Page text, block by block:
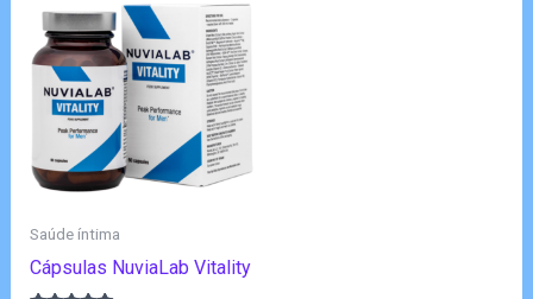
Saúde íntima
Cápsulas NuviaLab Vitality